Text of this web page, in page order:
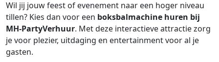
Wil jij jouw feest of evenement naar een hoger niveau
tillen? Kies dan voor een boksbalmachine huren bij
MH-PartyVerhuur. Met deze interactieve attractie zorg
je voor plezier, uitdaging en entertainment voor al je
gasten.